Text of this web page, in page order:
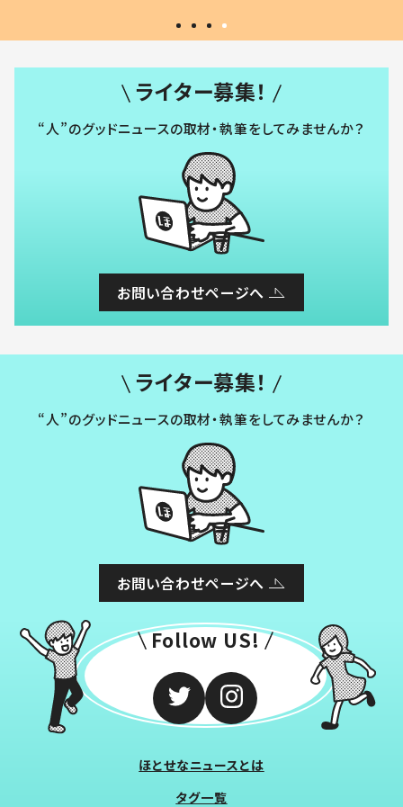
ライター募集！
“人”のグッドニュースの取材・執筆をしてみませんか？
お問い合わせページへ
ライター募集！
“人”のグッドニュースの取材・執筆をしてみませんか？
お問い合わせページへ
Follow US!
ほとせなニュースとは
タグ一覧